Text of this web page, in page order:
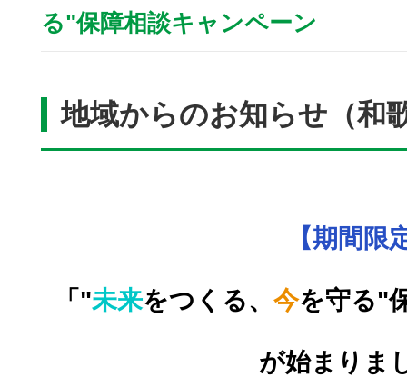
る"保障相談キャンペーン
地域からのお知らせ（和
【期間限
「"未来をつくる、 今を守る"
が始まりま